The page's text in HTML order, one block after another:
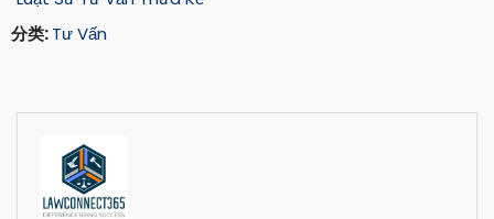
分类:Tư Vấn